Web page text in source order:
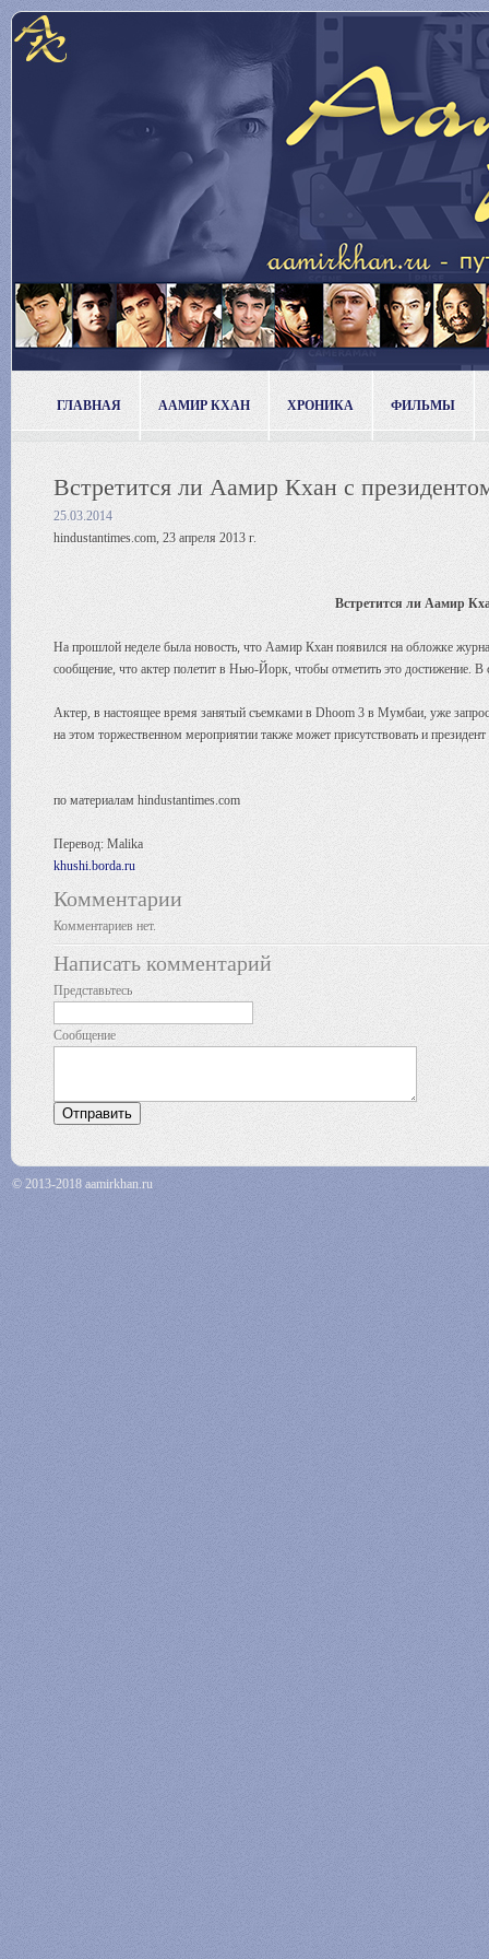
ГЛАВНАЯ ААМИР КХАН ХРОНИКА ФИЛЬМЫ
Встретится ли Аамир Кхан с
25.03.2014
hindustantimes.com, 23 апреля 2013 г.
Встретится ли Аамир
На прошлой неделе была новость, что Аамир Кхан появился на обложке
сообщение, что актер полетит в Нью-Йорк, чтобы отметить это
Актер, в настоящее время занятый съемками в Dhoom 3 в Мумбаи, уже
на этом торжественном мероприятии также может присутствовать и
по материалам hindustantimes.com
Перевод: Malika
khushi.borda.ru
Комментарии
Комментариев нет.
Написать комментарий
Представьтесь
Сообщение
© 2013-2018 aamirkhan.ru